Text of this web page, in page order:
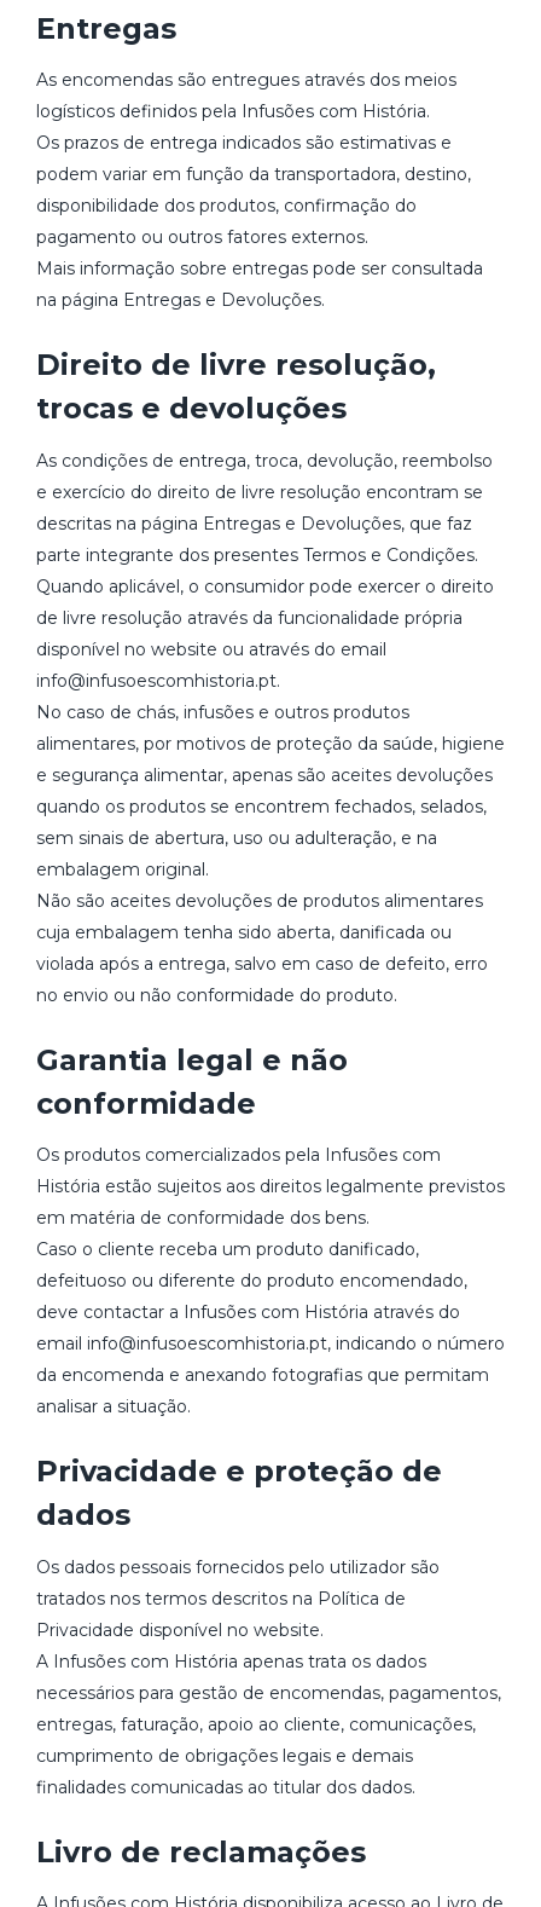
Entregas
As encomendas são entregues através dos meios
logísticos definidos pela Infusões com História.
Os prazos de entrega indicados são estimativas e
podem variar em função da transportadora, destino,
disponibilidade dos produtos, confirmação do
pagamento ou outros fatores externos.
Mais informação sobre entregas pode ser consultada
na página Entregas e Devoluções.
Direito de livre resolução,
trocas e devoluções
As condições de entrega, troca, devolução, reembolso
e exercício do direito de livre resolução encontram se
descritas na página Entregas e Devoluções, que faz
parte integrante dos presentes Termos e Condições.
Quando aplicável, o consumidor pode exercer o direito
de livre resolução através da funcionalidade própria
disponível no website ou através do email
info@infusoescomhistoria.pt.
No caso de chás, infusões e outros produtos
alimentares, por motivos de proteção da saúde, higiene
e segurança alimentar, apenas são aceites devoluções
quando os produtos se encontrem fechados, selados,
sem sinais de abertura, uso ou adulteração, e na
embalagem original.
Não são aceites devoluções de produtos alimentares
cuja embalagem tenha sido aberta, danificada ou
violada após a entrega, salvo em caso de defeito, erro
no envio ou não conformidade do produto.
Garantia legal e não
conformidade
Os produtos comercializados pela Infusões com
História estão sujeitos aos direitos legalmente previstos
em matéria de conformidade dos bens.
Caso o cliente receba um produto danificado,
defeituoso ou diferente do produto encomendado,
deve contactar a Infusões com História através do
email info@infusoescomhistoria.pt, indicando o número
da encomenda e anexando fotografias que permitam
analisar a situação.
Privacidade e proteção de
dados
Os dados pessoais fornecidos pelo utilizador são
tratados nos termos descritos na Política de
Privacidade disponível no website.
A Infusões com História apenas trata os dados
necessários para gestão de encomendas, pagamentos,
entregas, faturação, apoio ao cliente, comunicações,
cumprimento de obrigações legais e demais
finalidades comunicadas ao titular dos dados.
Livro de reclamações